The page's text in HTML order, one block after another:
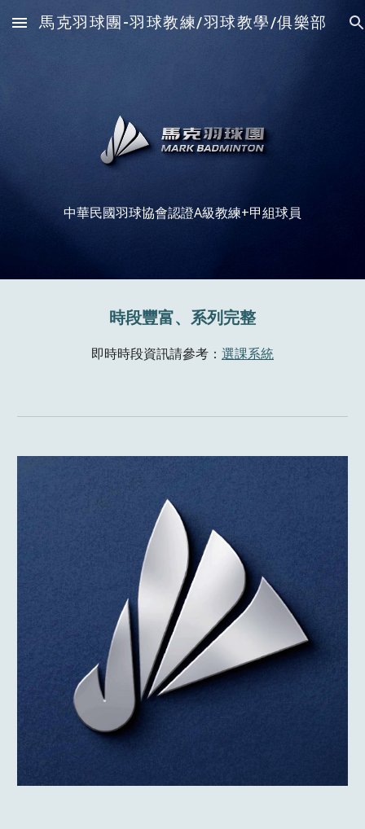
Skip to main content Skip to navigation
馬克羽球團-羽球教練/羽球教學/俱樂部
中華民國羽球協會認證A級教練+甲組球員
時段豐富、系列完整
即時時段資訊請參考： 選課系統